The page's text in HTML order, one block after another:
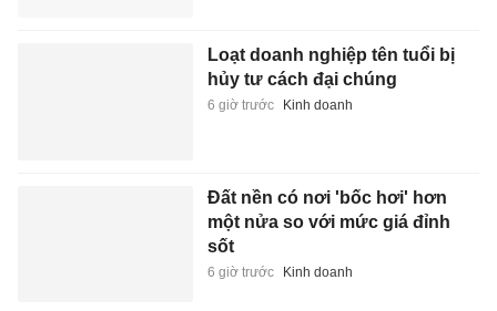
Loạt doanh nghiệp tên tuổi bị
hủy tư cách đại chúng
6 giờ trước Kinh doanh
Đất nền có nơi 'bốc hơi' hơn
một nửa so với mức giá đỉnh
sốt
6 giờ trước Kinh doanh